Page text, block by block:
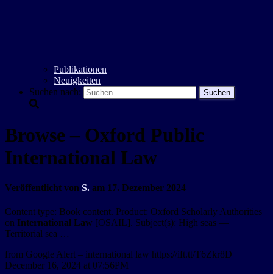
Publikationen
Neuigkeiten
Suchen nach:
Browse – Oxford Public
International Law
Veröffentlicht von S. am 17. Dezember 2024
Content type: Book content. Product: Oxford Scholarly Authorities
on International Law [OSAIL]. Subject(s): High seas —
Territorial sea …
from Google Alert – international law https://ift.tt/T6Zkr8D
December 16, 2024 at 07:56PM